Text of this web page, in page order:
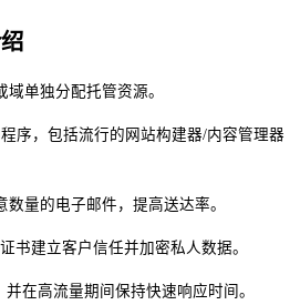
单独分配托管资源。
程序，包括流行的网站构建器/内容管理器
量的电子邮件，提高送达率。
书建立客户信任并加密私人数据。
在高流量期间保持快速响应时间。